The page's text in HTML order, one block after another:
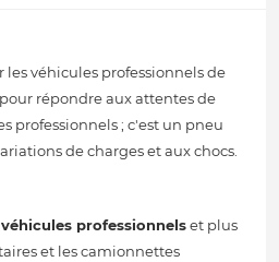
véhicules professionnels de
répondre aux attentes de
professionnels ; c'est un pneu
de charges et aux chocs.
véhicules professionnelset plus
et les camionnettes